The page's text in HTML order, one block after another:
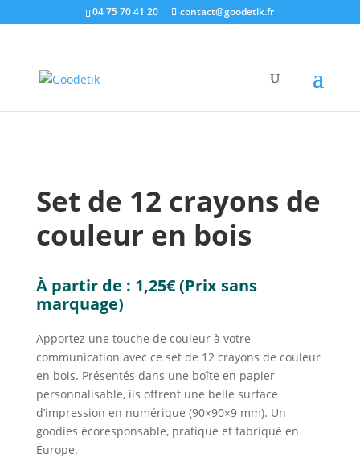
04 75 70 41 20 contact@goodetik.fr
e-shop/Made in Europe Écriture made in Europe
/
Set de 12 crayons de
couleur en bois
À partir de : 1,25€(Prix sans
marquage)
Apportez une touche de couleur à votre
communication avec ce set de 12 crayons de couleur
en bois. Présentés dans une boîte en papier
personnalisable, ils offrent une belle surface
d’impression en numérique (90×90×9 mm). Un
goodies écoresponsable, pratique et fabriqué en
Europe.